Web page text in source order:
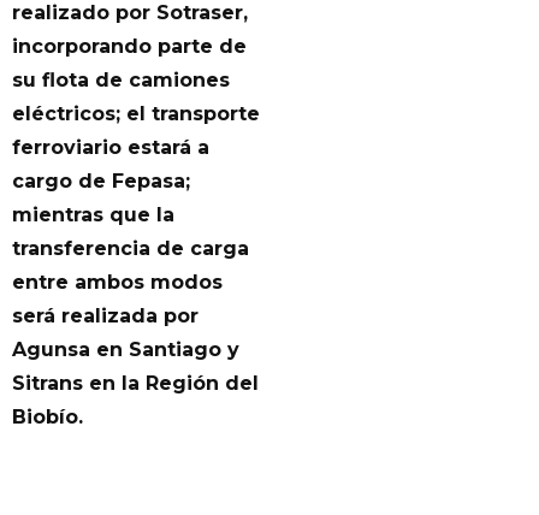
realizado por Sotraser,
incorporando parte de
su flota de camiones
eléctricos; el transporte
ferroviario estará a
cargo de Fepasa;
mientras que la
transferencia de carga
entre ambos modos
será realizada por
Agunsa en Santiago y
Sitrans en la Región del
Biobío.